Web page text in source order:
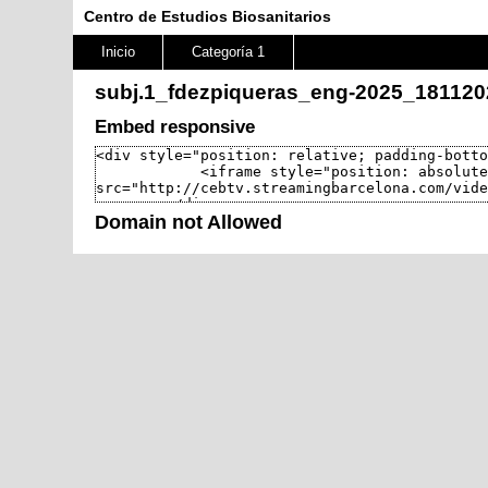
Centro de Estudios Biosanitarios
Inicio Categoría 1
subj.1_fdezpiqueras_eng-
Embed responsive
Domain not Allowed